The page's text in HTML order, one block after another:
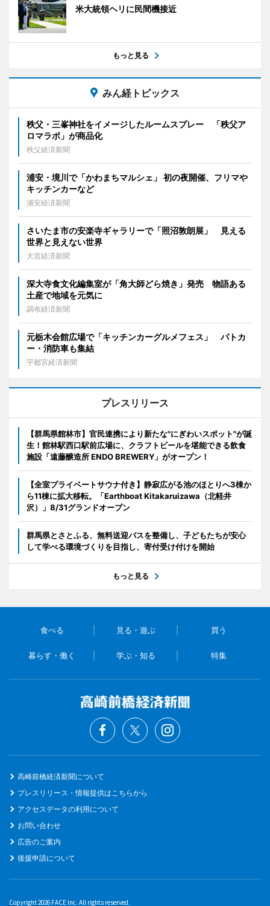
米大統領ヘリに民間機接近
もっと見る
みん経トピックス
秩父・三峯神社をイメージしたルームスプレー 「秩父ア
ロマラボ」が商品化
秩父経済新聞
浦安・境川で「かわまちマルシェ」 初の夜開催、フリマや
キッチンカーなど
浦安経済新聞
さいたま市の安楽寺ギャラリーで「照沼敦朗展」 見える
世界と見えない世界
大宮経済新聞
深大寺食文化編集室が「角大師どら焼き」発売 物語ある
土産で地域を元気に
調布経済新聞
元栃木会館広場で「キッチンカーグルメフェス」 パトカ
ー・消防車も集結
宇都宮経済新聞
プレスリリース
【群馬県館林市】官民連携により新たな"にぎわいスポット"が誕
生！館林駅西口駅前広場に、クラフトビールを堪能できる飲食
施設「遠藤醸造所 ENDO BREWERY」がオープン！
【全室プライベートサウナ付き】静寂広がる池のほとりへ3棟か
ら11棟に拡大移転。「Earthboat Kitakaruizawa（北軽井
沢）」8/31グランドオープン
群馬県とさとふる、無料送迎バスを整備し、子どもたちが安心
して学べる環境づくりを目指し、寄付受け付けを開始
もっと見る
食べる 見る・遊ぶ 買う
暮らす・働く 学ぶ・知る 特集
高崎前橋経済新聞について
プレスリリース・情報提供はこちらから
アクセスデータの利用について
お問い合わせ
広告のご案内
後援申請について
Copyright 2026 FACE Inc. All rights reserved.